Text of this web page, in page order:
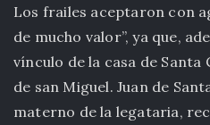
Los frailes aceptaron con
de mucho valor”, ya que,
vínculo de la casa de Santa
de san Miguel. Juan de
materno de la legataria,